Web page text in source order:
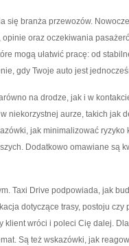
się branża przewozów.
oraz oczekiwania
mogą ułatwić pracę: od
gdy Twoje auto jest
na drodze, jak i w
niekorzystnej aurze, takich jak
jak minimalizować
Dodatkowo omawiane są
Taxi Drive podpowiada, jak
dotyczące trasy, postoju
klient wróci i poleci Cię dalej.
Są też wskazówki, jak